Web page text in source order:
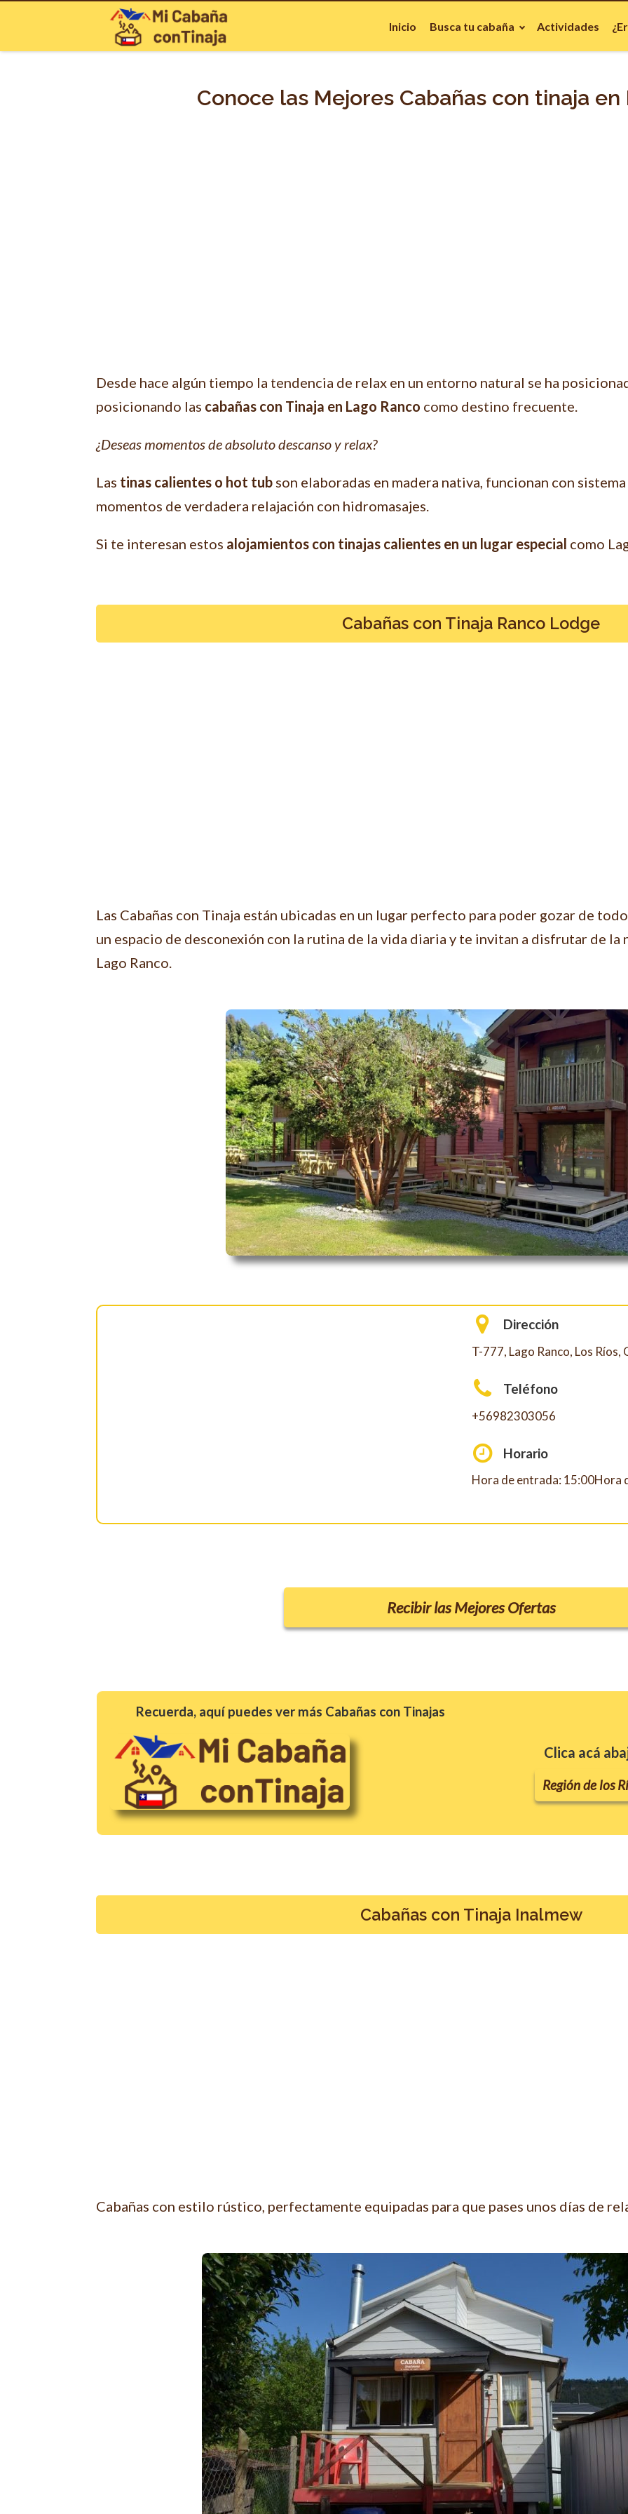
Inicio Busca tu cabaña Actividades
Conoce las Mejores Cabañas con tinaja en
Desde hace algún tiempo la tendencia de relax en un entorno natural se ha
posicionando las cabañas con Tinaja en Lago Ranco como destino frecuente.
¿Deseas momentos de absoluto descanso y relax?
Las tinas calientes o hot tub son elaboradas en madera nativa, funcionan con
momentos de verdadera relajación con hidromasajes.
Si te interesan estos alojamientos con tinajas calientes en un lugar especial como
Cabañas con Tinaja Ranco Lodge
Las Cabañas con Tinaja están ubicadas en un lugar perfecto para poder gozar de
un espacio de desconexión con la rutina de la vida diaria y te invitan a disfrutar de la
Lago Ranco.
Dirección
T-777, Lago Ranco, Los Ríos,
Teléfono
+56982303056
Horario
Hora de entrada: 15:00Hora
Recibir las Mejores Ofertas
Recuerda, aquí puedes ver más Cabañas con Tinajas
Clica acá
Regiónde los
Cabañas con Tinaja Inalmew
Cabañas con estilo rústico, perfectamente equipadas para que pases unos días de